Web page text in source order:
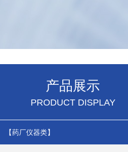
产品展示
PRODUCT DISPLAY
【药厂仪器类】